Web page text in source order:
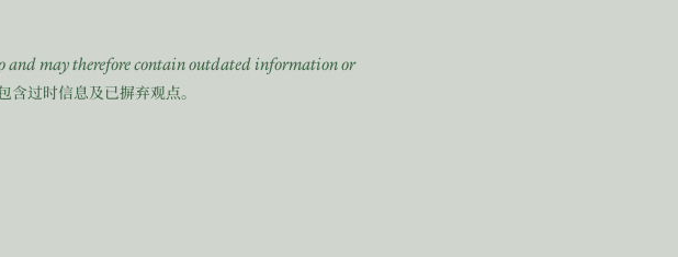
and may therefore contain outdated information or
过时信息及已摒弃观点。